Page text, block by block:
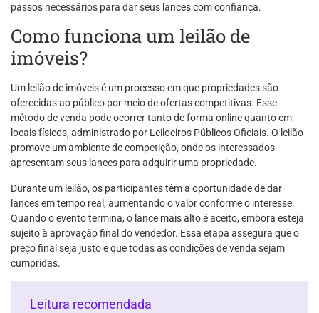
passos necessários para dar seus lances com confiança.
Como funciona um leilão de
imóveis?
Um leilão de imóveis é um processo em que propriedades são
oferecidas ao público por meio de ofertas competitivas. Esse
método de venda pode ocorrer tanto de forma online quanto em
locais físicos, administrado por Leiloeiros Públicos Oficiais. O leilão
promove um ambiente de competição, onde os interessados
apresentam seus lances para adquirir uma propriedade.
Durante um leilão, os participantes têm a oportunidade de dar
lances em tempo real, aumentando o valor conforme o interesse.
Quando o evento termina, o lance mais alto é aceito, embora esteja
sujeito à aprovação final do vendedor. Essa etapa assegura que o
preço final seja justo e que todas as condições de venda sejam
cumpridas.
Leitura recomendada